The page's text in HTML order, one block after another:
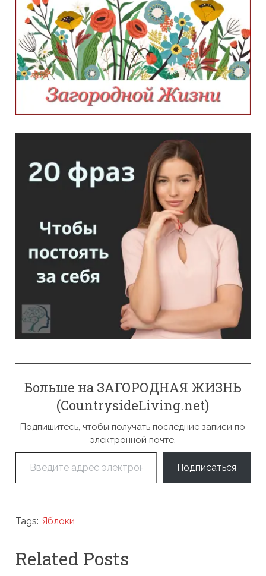
Больше на ЗАГОРОДНАЯ ЖИЗНЬ
(CountrysideLiving.net)
Подпишитесь, чтобы получать последние записи по
электронной почте.
Введите адрес электронной почты…
Подписаться
Tags: Яблоки
Related Posts